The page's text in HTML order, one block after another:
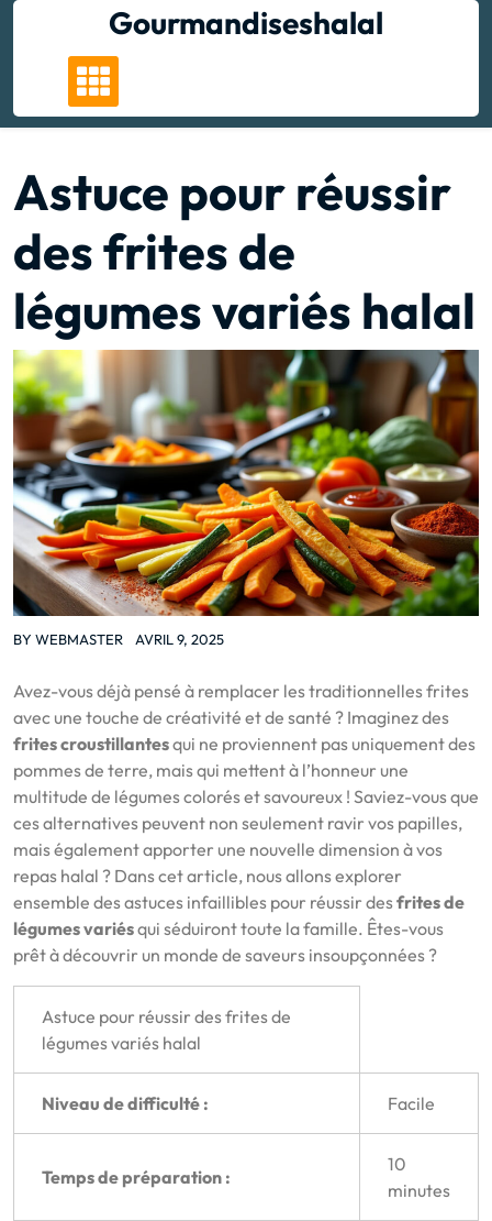
Gourmandiseshalal
Astuce pour réussir
des frites de
légumes variés halal
BY WEBMASTER AVRIL 9, 2025
Avez-vous déjà pensé à remplacer les traditionnelles frites
avec une touche de créativité et de santé ? Imaginez des
frites croustillantesqui ne proviennent pas uniquement des
pommes de terre, mais qui mettent à l’honneur une
multitude de légumes colorés et savoureux ! Saviez-vous que
ces alternatives peuvent non seulement ravir vos papilles,
mais également apporter une nouvelle dimension à vos
repas halal ? Dans cet article, nous allons explorer
ensemble des astuces infaillibles pour réussir desfrites de
légumes variésqui séduiront toute la famille. Êtes-vous
prêt à découvrir un monde de saveurs insoupçonnées ?
Astuce pour réussir des frites de
légumes variés halal
Niveau de difficulté : Facile
Temps de préparation :
10
minutes